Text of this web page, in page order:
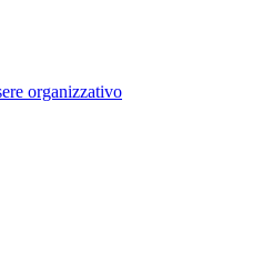
organizzativo